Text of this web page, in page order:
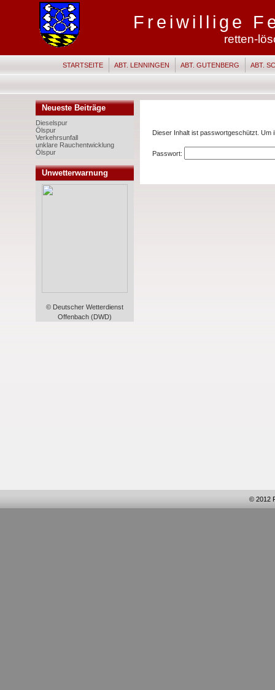
Freiwillige
retten-
STARTSEITE ABT. LENNINGEN ABT. GUTENBERG ABT.
Neueste Beiträge
Dieselspur
Ölspur
Verkehrsunfall
unklare Rauchentwicklung
Ölspur
Unwetterwarnung
© Deutscher Wetterdienst
Offenbach (DWD)
Dieser Inhalt ist passwortgeschützt. Um
Passwort:
© 2012